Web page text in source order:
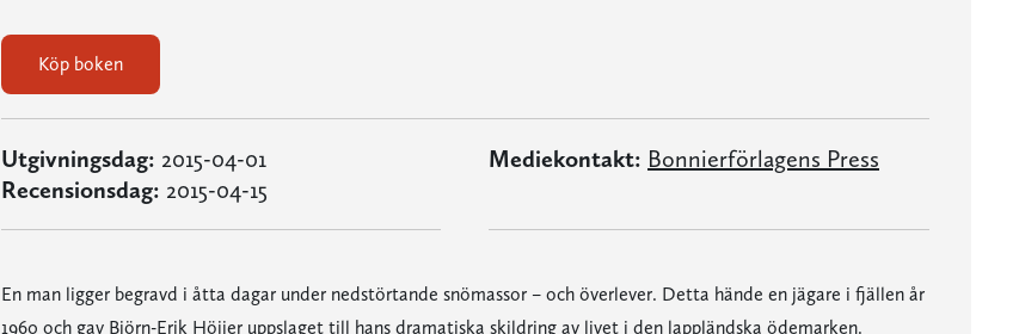
Köp boken
Utgivningsdag: 2015-04-01
Recensionsdag: 2015-04-15
Mediekontakt: Bonnierförlagens Press
En man ligger begravd i åtta dagar under nedstörtande snömassor – och överlever. Detta hände en jägare i fjällen år
1960 och gav Björn-Erik Höijer uppslaget till hans dramatiska skildring av livet i den lappländska ödemarken.